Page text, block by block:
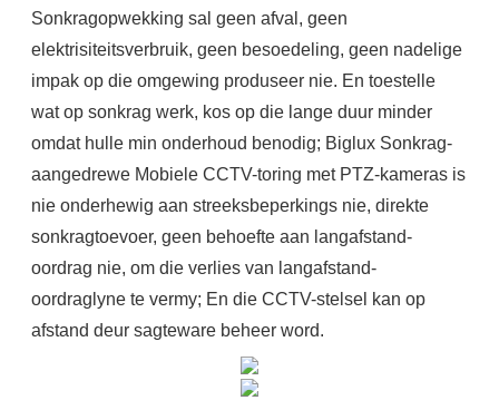
Sonkragopwekking sal geen afval, geen
elektrisiteitsverbruik, geen besoedeling, geen nadelige
impak op die omgewing produseer nie. En toestelle
wat op sonkrag werk, kos op die lange duur minder
omdat hulle min onderhoud benodig; Biglux Sonkrag-
aangedrewe Mobiele CCTV-toring met PTZ-kameras is
nie onderhewig aan streeksbeperkings nie, direkte
sonkragtoevoer, geen behoefte aan langafstand-
oordrag nie, om die verlies van langafstand-
oordraglyne te vermy; En die CCTV-stelsel kan op
afstand deur sagteware beheer word.